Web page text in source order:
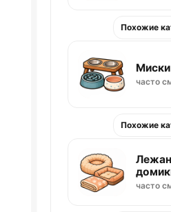
Похожие
Миски
часто
Похожие
часто